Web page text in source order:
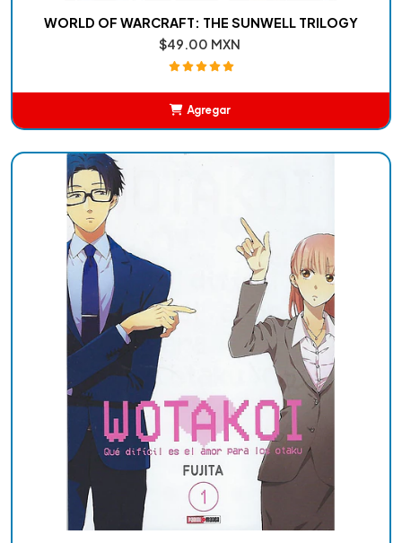
WORLD OF WARCRAFT: THE SUNWELL TRILOGY
$49.00 MXN
Agregar